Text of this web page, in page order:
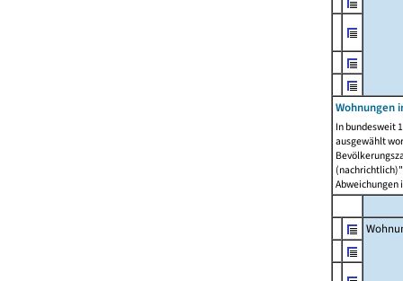
Wohnungen
In bundesweit
ausgewählt
Abweichungen